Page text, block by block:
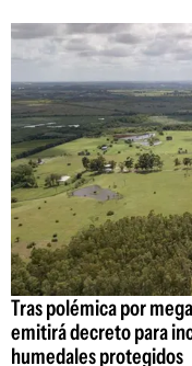
Tras polémica por
emitirá decreto para
humedales protegidos